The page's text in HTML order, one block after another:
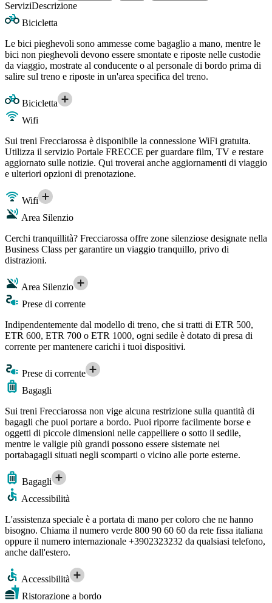
ServiziDescrizione
Bicicletta
Le bici pieghevoli sono ammesse come bagaglio a mano, mentre le
bici non pieghevoli devono essere smontate e riposte nelle custodie
da viaggio, mostrate al conducente o al personale di bordo prima di
salire sul treno e riposte in un'area specifica del treno.
Bicicletta
Wifi
Sui treni Frecciarossa è disponibile la connessione WiFi gratuita.
Utilizza il servizio Portale FRECCE per guardare film, TV e restare
aggiornato sulle notizie. Qui troverai anche aggiornamenti di viaggio
e ulteriori opzioni di prenotazione.
Wifi
Area Silenzio
Cerchi tranquillità? Frecciarossa offre zone silenziose designate nella
Business Class per garantire un viaggio tranquillo, privo di
distrazioni.
Area Silenzio
Prese di corrente
Indipendentemente dal modello di treno, che si tratti di ETR 500,
ETR 600, ETR 700 o ETR 1000, ogni sedile è dotato di presa di
corrente per mantenere carichi i tuoi dispositivi.
Prese di corrente
Bagagli
Sui treni Frecciarossa non vige alcuna restrizione sulla quantità di
bagagli che puoi portare a bordo. Puoi riporre facilmente borse e
oggetti di piccole dimensioni nelle cappelliere o sotto il sedile,
mentre le valigie più grandi possono essere sistemate nei
portabagagli situati negli scomparti o vicino alle porte esterne.
Bagagli
Accessibilità
L'assistenza speciale è a portata di mano per coloro che ne hanno
bisogno. Chiama il numero verde 800 90 60 60 da rete fissa italiana
oppure il numero internazionale +3902323232 da qualsiasi telefono,
anche dall'estero.
Accessibilità
Ristorazione a bordo